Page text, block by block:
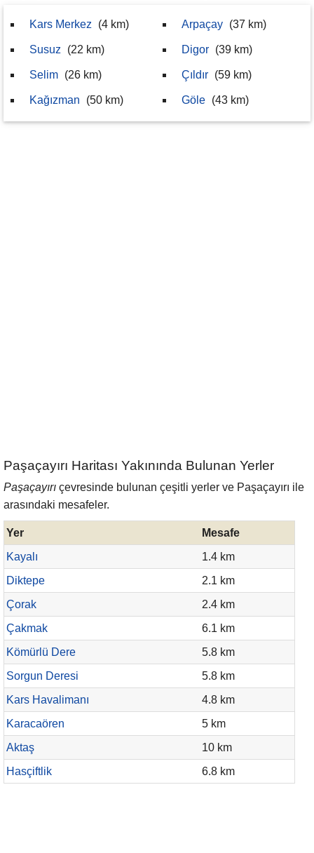
Kars Merkez (4 km)
Susuz (22 km)
Selim (26 km)
Kağızman (50 km)
Arpaçay (37 km)
Digor (39 km)
Çıldır (59 km)
Göle (43 km)
Paşaçayırı Haritası Yakınında Bulunan Yerler
Paşaçayırı çevresinde bulunan çeşitli yerler ve Paşaçayırı ile
arasındaki mesafeler.
Yer
Mesafe
Kayalı
1.4 km
Diktepe
2.1 km
Çorak
2.4 km
Çakmak
6.1 km
Kömürlü Dere
5.8 km
Sorgun Deresi
5.8 km
Kars Havalimanı
4.8 km
Karacaören
5 km
Aktaş
10 km
Hasçiftlik
6.8 km